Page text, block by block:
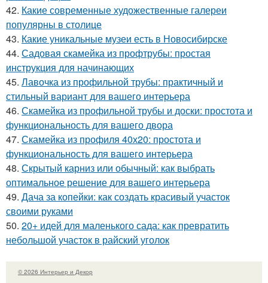
42. Какие современные художественные галереи
популярны в столице
43. Какие уникальные музеи есть в Новосибирске
44. Садовая скамейка из профтрубы: простая
инструкция для начинающих
45. Лавочка из профильной трубы: практичный и
стильный вариант для вашего интерьера
46. Скамейка из профильной трубы и доски: простота и
функциональность для вашего двора
47. Скамейка из профиля 40х20: простота и
функциональность для вашего интерьера
48. Скрытый карниз или обычный: как выбрать
оптимальное решение для вашего интерьера
49. Дача за копейки: как создать красивый участок
своими руками
50. 20+ идей для маленького сада: как превратить
небольшой участок в райский уголок
© 2026 Интерьер и Декор